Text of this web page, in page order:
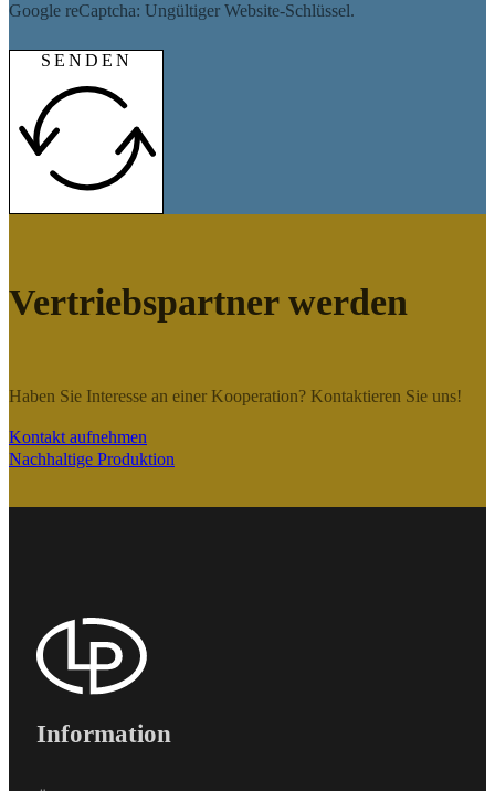
Google reCaptcha: Ungültiger Website-Schlüssel.
SENDEN
Vertriebspartner werden
Haben Sie Interesse an einer Kooperation? Kontaktieren Sie uns!
Kontakt aufnehmen
Nachhaltige Produktion
Information